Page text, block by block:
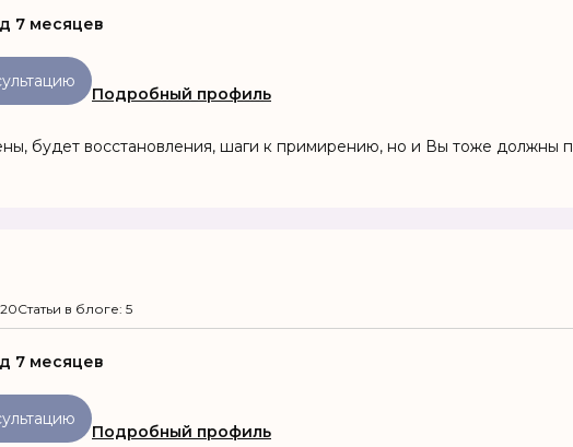
7 месяцев
Подробный профиль
будет восстановления, шаги к примирению, но и Вы тоже должны
Статьи в блоге: 5
7 месяцев
Подробный профиль